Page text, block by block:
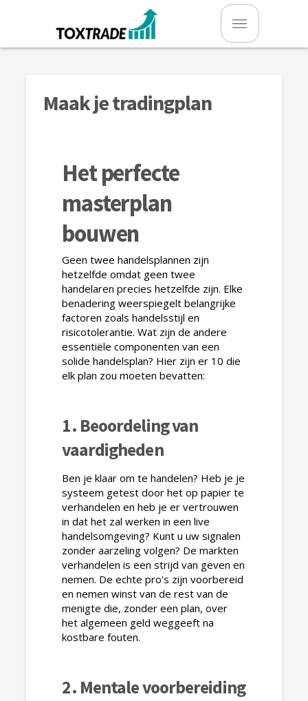
Maak je tradingplan
Het perfecte
masterplan
bouwen
Geen twee handelsplannen zijn
hetzelfde omdat geen twee
handelaren precies hetzelfde zijn. Elke
benadering weerspiegelt belangrijke
factoren zoals handelsstijl en
risicotolerantie. Wat zijn de andere
essentiële componenten van een
solide handelsplan? Hier zijn er 10 die
elk plan zou moeten bevatten:
1. Beoordeling van
vaardigheden
Ben je klaar om te handelen? Heb je je
systeem getest door het op papier te
verhandelen en heb je er vertrouwen
in dat het zal werken in een live
handelsomgeving? Kunt u uw signalen
zonder aarzeling volgen? De markten
verhandelen is een strijd van geven en
nemen. De echte pro's zijn voorbereid
en nemen winst van de rest van de
menigte die, zonder een plan, over
het algemeen geld weggeeft na
kostbare fouten.
2. Mentale voorbereiding